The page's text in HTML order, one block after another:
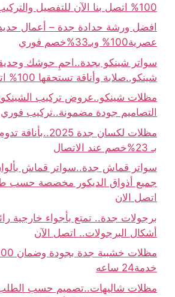
100% اتصل بنا الآن للتفصيل والتركيب
افضل ورشة حدادة جدة – أعمال حديد
عصرية100% وبـ33%خصم فوري
سواتر شينكو بجدة..احمِ حوشك
شينكو..صلابة وأناقة تستحقها 100% اتصل الان
التصاميم جودة مضمونة..تركيب فوري
مظلات لكسان جدة
بـ 23%خصم عند الاتصال
سواتر قماش جدة..سواتر قماش
اتصل الان
برجولات جدة.. تمتع بأجواء خارجية
أشكال البرجولات.. اتصل الآن
خدمة24 ساعه
مظلات شاليهات..تصميم حسب